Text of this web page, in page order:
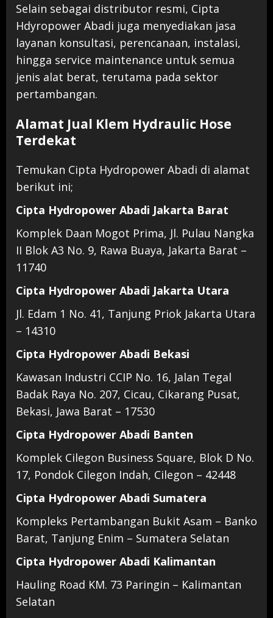
Selain sebagai distributor resmi, Cipta
Hdyropower Abadi juga menyediakan jasa
layanan konsultasi, perencanaan, instalasi,
hingga service maintenance untuk semua
jenis alat berat, terutama pada sektor
pertambangan.
Alamat Jual Klem Hydraulic Hose
Terdekat
Temukan Cipta Hydropower Abadi di alamat
berikut ini;
Cipta Hydropower Abadi Jakarta Barat
Komplek Daan Mogot Prima, Jl. Pulau Nangka
II Blok A3 No. 9, Rawa Buaya, Jakarta Barat –
11740
Cipta Hydropower Abadi Jakarta Utara
Jl. Edam 1 No. 41, Tanjung Priok Jakarta Utara
– 14310
Cipta Hydropower Abadi Bekasi
Kawasan Industri CCIP No. 16, Jalan Tegal
Badak Raya No. 207, Cicau, Cikarang Pusat,
Bekasi, Jawa Barat – 17530
Cipta Hydropower Abadi Banten
Komplek Cilegon Business Square, Blok D No.
17, Pondok Cilegon Indah, Cilegon – 42448
Cipta Hydropower Abadi Sumatera
Kompleks Pertambangan Bukit Asam – Banko
Barat, Tanjung Enim – Sumatera Selatan
Cipta Hydropower Abadi Kalimantan
Hauling Road KM. 73 Paringin – Kalimantan
Selatan